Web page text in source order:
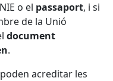
o el passaport, i si
de la Unió
document
.
acreditar les